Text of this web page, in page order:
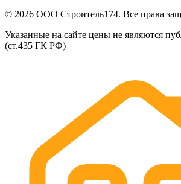
© 2026 ООО Строитель174. Все права
Указанные на сайте цены не являются
(ст.435 ГК РФ)